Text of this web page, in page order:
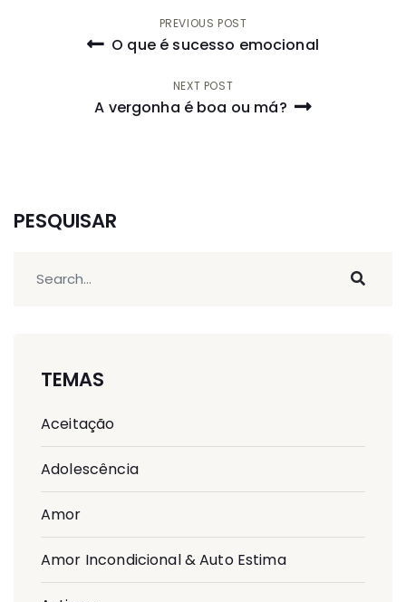
Navegação
artigos
PREVIOUS POST
O que é sucesso emocional
NEXT POST
A vergonha é boa ou má?
PESQUISAR
TEMAS
Aceitação
Adolescência
Amor
Amor Incondicional & Auto Estima